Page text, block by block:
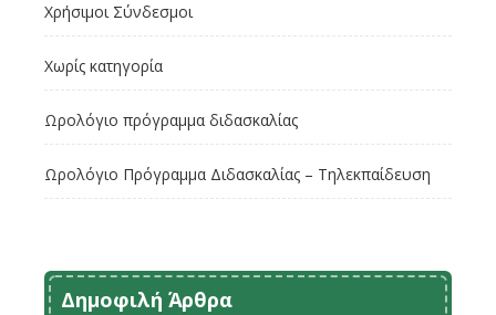
Χρήσιμοι Σύνδεσμοι
Χωρίς κατηγορία
Ωρολόγιο πρόγραμμα διδασκαλίας
Ωρολόγιο Πρόγραμμα Διδασκαλίας – Τηλεκπαίδευση
Δημοφιλή Άρθρα